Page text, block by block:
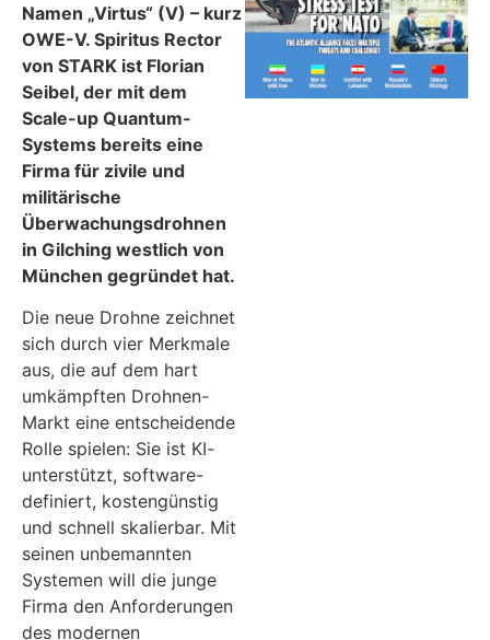
Namen „Virtus“ (V) – kurz
OWE-V. Spiritus Rector
von STARK ist Florian
Seibel, der mit dem
Scale-up Quantum-
Systems bereits eine
Firma für zivile und
militärische
Überwachungsdrohnen
in Gilching westlich von
München gegründet hat.
Die neue Drohne zeichnet
sich durch vier Merkmale
aus, die auf dem hart
umkämpften Drohnen-
Markt eine entscheidende
Rolle spielen: Sie ist KI-
unterstützt, software-
definiert, kostengünstig
und schnell skalierbar. Mit
seinen unbemannten
Systemen will die junge
Firma den Anforderungen
des modernen